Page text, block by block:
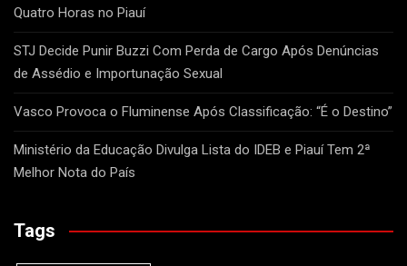
Quatro Horas no Piauí
STJ Decide Punir Buzzi Com Perda de Cargo Após Denúncias
de Assédio e Importunação Sexual
Vasco Provoca o Fluminense Após Classificação: “É o Destino”
Ministério da Educação Divulga Lista do IDEB e Piauí Tem 2ª
Melhor Nota do País
Tags